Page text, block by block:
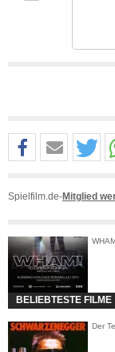
Spielfilm.de-Mitglied
BELIEBTESTE FILME
Der